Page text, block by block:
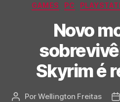
GAMES PC
Novo
Skyrim é
Autor
PorWellington Freitas